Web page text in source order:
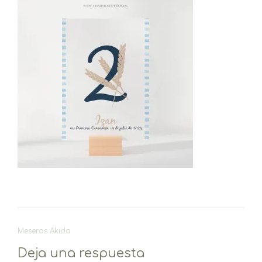
Navegación
entradas
Meseros Akida
Deja una respuesta